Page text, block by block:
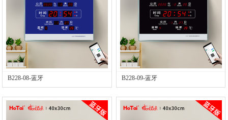
B228-08-蓝牙 B228-09-蓝牙